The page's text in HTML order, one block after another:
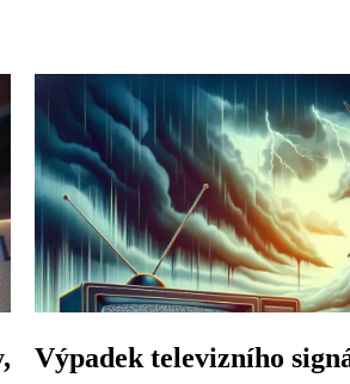
Výpadek televizního